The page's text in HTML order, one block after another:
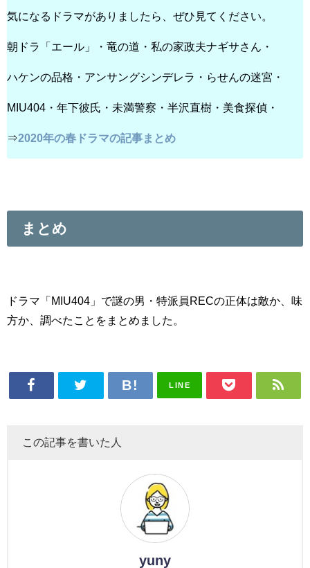
気になるドラマがありましたら、ぜひ見てください。
朝ドラ「エール」・竜の道・私の家政夫ナギサさん・
ハケンの品格・アンサングシンデレラ・らせんの迷宮・
MIU404・年下彼氏・未満警察・半沢直樹・美食探偵・
⇒2020年の春ドラマの記事まとめ
まとめ
ドラマ「MIU404」で謎の男・特派員RECの正体は敵か、味
方か、調べたことをまとめました。
LINE
この記事を書いた人
yuny